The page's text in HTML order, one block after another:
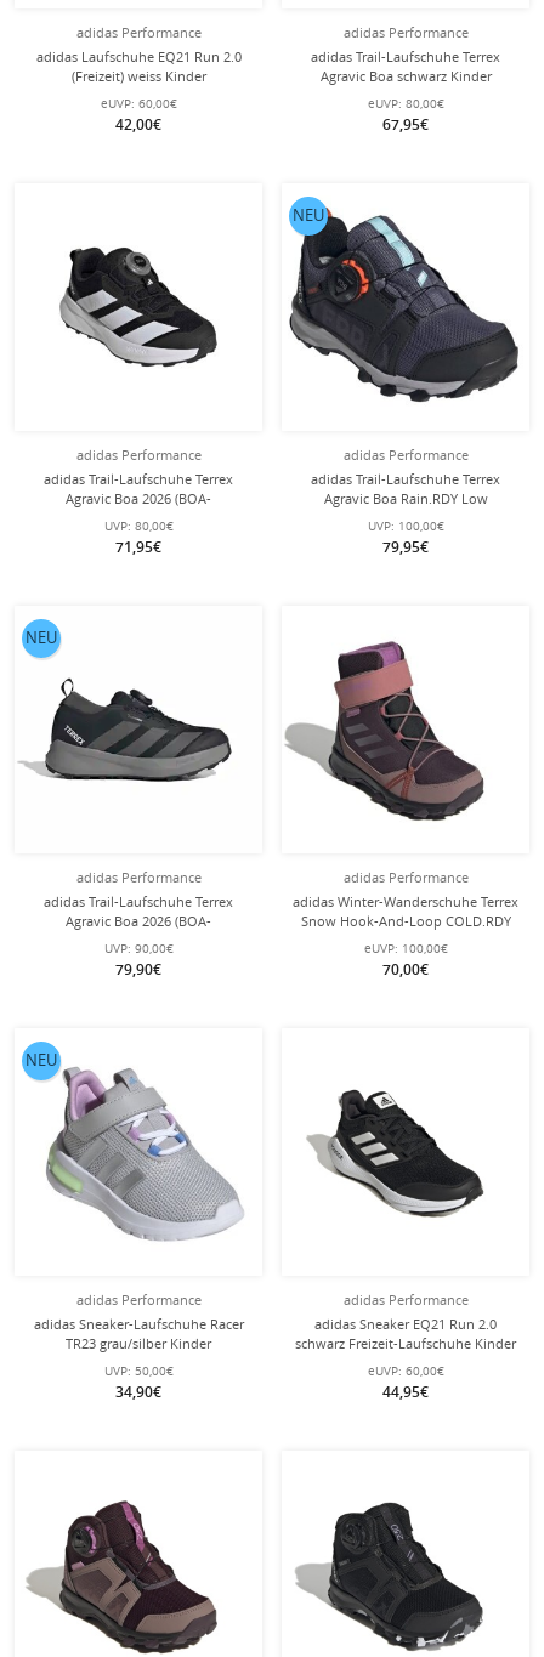
adidas Performance
adidas Laufschuhe EQ21 Run 2.0
(Freizeit) weiss Kinder
eUVP: 60,00€
42,00€
adidas Performance
adidas Trail-Laufschuhe Terrex
Agravic Boa schwarz Kinder
eUVP: 80,00€
67,95€
adidas Performance
adidas Trail-Laufschuhe Terrex
Agravic Boa 2026 (BOA-
Schnürsystem) schwarz Kinder
UVP: 80,00€
71,95€
adidas Performance
adidas Trail-Laufschuhe Terrex
Agravic Boa Rain.RDY Low
(wasserdicht) navyblau/schwarz
Kinder
UVP: 100,00€
79,95€
NEU
adidas Performance
adidas Trail-Laufschuhe Terrex
Agravic Boa 2026 (BOA-
Schnürsystem)
schwarz/graphitegrau Kinder
UVP: 90,00€
79,90€
NEU
adidas Performance
adidas Winter-Wanderschuhe Terrex
Snow Hook-And-Loop COLD.RDY
violett/schwarz Kinder
eUVP: 100,00€
70,00€
adidas Performance
adidas Sneaker-Laufschuhe Racer
TR23 grau/silber Kinder
UVP: 50,00€
34,90€
NEU
adidas Performance
adidas Sneaker EQ21 Run 2.0
schwarz Freizeit-Laufschuhe Kinder
eUVP: 60,00€
44,95€